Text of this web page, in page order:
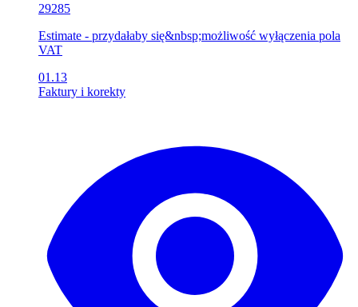
29285
Estimate - przydałaby się&nbsp;możliwość wyłączenia pola
VAT
01.13
Faktury i korekty